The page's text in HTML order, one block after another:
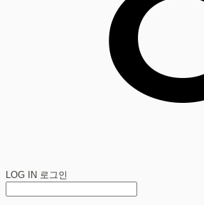
LOG IN 로그인